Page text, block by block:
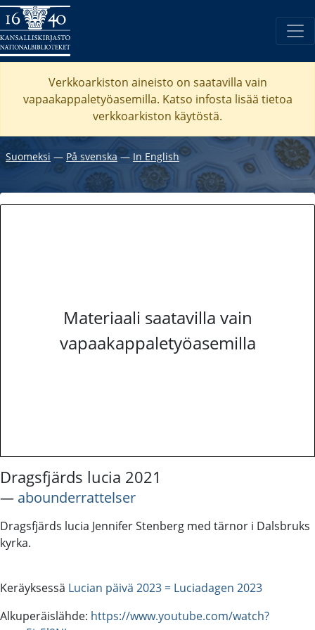
Verkkoarkiston aineisto on saatavilla vain
vapaakappaletyöasemilla. Katso infosta lisää tietoa
verkkoarkiston käytöstä.
Suomeksi ― På svenska― In English
Materiaali saatavilla vain
vapaakappaletyöasemilla
Dragsfjärds lucia 2021
― abounderrattelser
Dragsfjärds lucia Jennifer Stenberg med tärnor i Dalsbruks
kyrka.
Keräyksessä Lucian päivä 2023 = Luciadagen 2023
Alkuperäislähde: https://www.youtube.com/watch?